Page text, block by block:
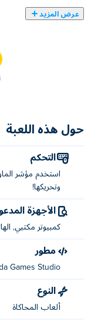
عرض المزيد
حول هذه اللعبة
التحكم
استخدم مؤشر
وتحريكها!
الأجهزة
كمبيوتر مكتبي,
مطور
Games Studio
النوع
ألعاب المحاكاة